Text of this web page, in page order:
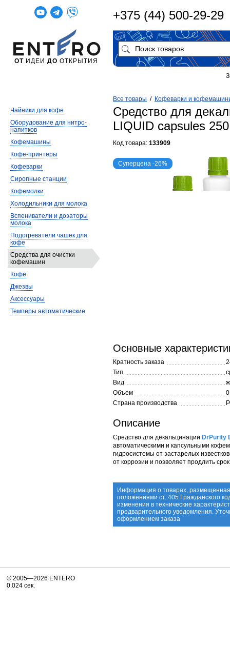
Все товары / Кофеварки и
Средство для
LIQUID capsules
Код товара: 133909
Суперцена -26%
Основные
Кратность заказа
Тип
Вид
Объем
Страна производства
Описание
Средство для декальцинации DrPurity
автоматическими и капсульными
гидросистемы от застарелых
от коррозии и позволяет продлить
Информация о товарах,
положениями ст. 405 Гражданского
изменения в технические
предварительного уведомления.
оформлением заказа
Чайники для кофе
Оборудование для нитро-
напитков
Кофемашины
Кофе-принтеры
Кофеварки
Сиропные станции
Кофемолки
Холодильники для молока
Вспениватели и дозаторы
молока
Подогреватели чашек для
кофе
Средства для очистки
кофемашин
Кофе
Джезвы
Аксессуары
Темперы автоматические
ОТ ИДЕИ ДО ОТКРЫТИЯ
+375 (44) 500-29-29
© 2005—2026 ENTERO
0.024 сек.